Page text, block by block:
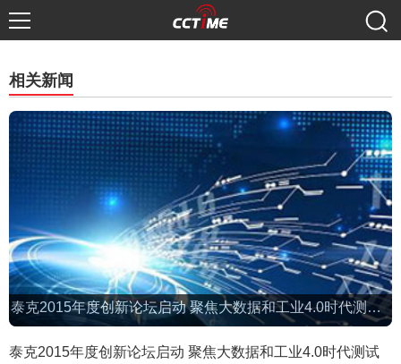
�
相关新闻
泰克2015年度创新论坛启动 聚焦大数据和工业4.0时代测试测量
泰克2015年度创新论坛启动 聚焦大数据和工业4.0时代测试